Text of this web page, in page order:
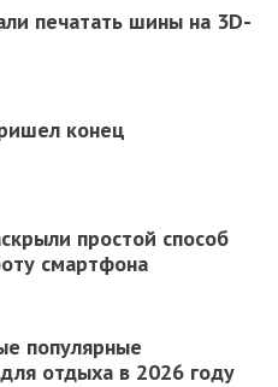
печатать шины на 3D-
конец
простой способ
смартфона
популярные
отдыха в 2026 году